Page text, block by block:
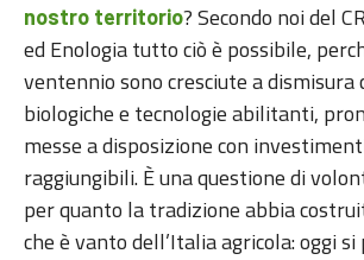
nostro territorio? Secondo noi del
ed Enologia tutto ciò è possibile,
ventennio sono cresciute a dismisura
biologiche e tecnologie abilitanti,
messe a disposizione con
raggiungibili. È una questione di
per quanto la tradizione abbia
che è vanto dell’Italia agricola: oggi si